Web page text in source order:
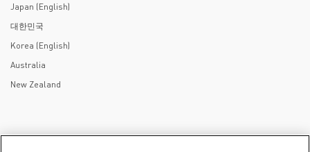
Japan (English)
대한민국
Korea (English)
Australia
New Zealand